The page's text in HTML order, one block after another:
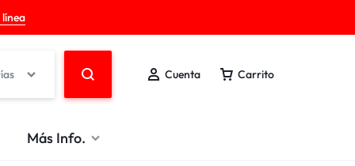
Cuenta Carrito
Más Info.